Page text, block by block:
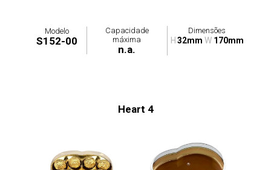
Modelo
S152-00
Capacidade
máxima
n.a.
Dimensões
H 32mm W 170mm
Heart 4